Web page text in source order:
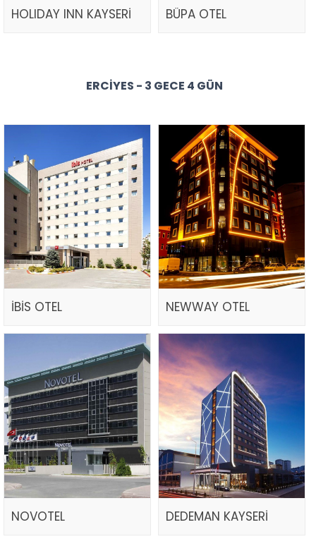
HOLIDAY INN KAYSERİ BÜPA OTEL
ERCIYES - 3 GECE 4 GÜN
İBİS OTEL NEWWAY OTEL
NOVOTEL DEDEMAN KAYSERİ